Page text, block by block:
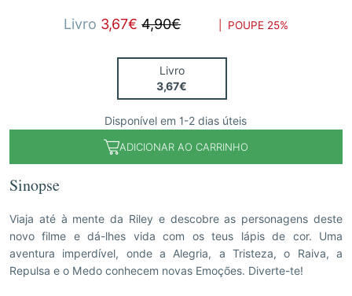
Livro 3,67€ 4,90€ | POUPE 25%
Livro
3,67€
Disponível em 1-2 dias úteis
ADICIONAR AO CARRINHO
Sinopse
Viaja até à mente da Riley e descobre as personagens deste
novo filme e dá-lhes vida com os teus lápis de cor. Uma
aventura imperdível, onde a Alegria, a Tristeza, o Raiva, a
Repulsa e o Medo conhecem novas Emoções. Diverte-te!